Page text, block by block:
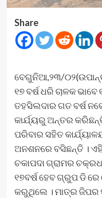
Share
ବେଗୁନିଆ,୨୩/
୧୭ ବର୍ଷ ଧରି ଚାଳକ
ତହସିଲଦାର ଗତ ବର୍ଷ
କାର୍ଯ୍ୟରୁ ଅନ୍ତର
ପରିବାର ସହିତ
ଅନଶନରେ ବସିଛନ୍ତି ।
ଚକାପଦା ଗ୍ରାମର
୧୭ବର୍ଷ ହେବ ଗ୍ରୁପ ଡି
କରୁଥିଲେ । ମାତ୍ର ଜିପର